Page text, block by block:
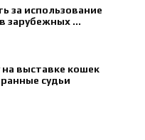
за использование
зарубежных ...
на выставке кошек
судьи